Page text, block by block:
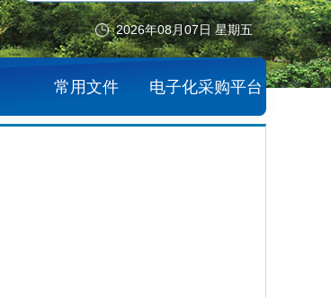
2026年08月07日 星期五
常用文件 电子化采购平台